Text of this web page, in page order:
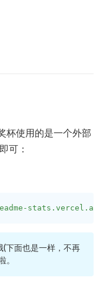
杯使用的是一个外部
可：
stats.vercel.app/
下面也是一样，不再
。